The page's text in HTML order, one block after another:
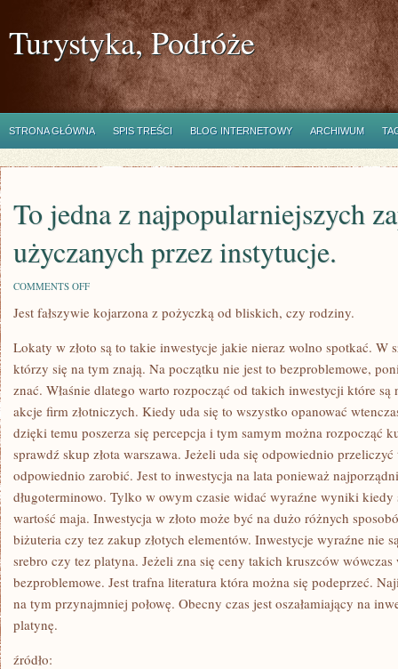
Turystyka, Podróże
STRONA GŁÓWNA SPIS TREŚCI BLOG INTERNETOWY ARCHIWUM
To jedna z najpopularniejszych
użyczanych przez instytucje.
COMMENTS OFFON
JEDNA
ZAPOŻYCZEŃ
UŻYCZANYCH
PRZEZ
INSTYTUCJE.
Jest fałszywie kojarzona z pożyczką od bliskich, czy rodziny.
Lokaty w złoto są to takie inwestycje jakie nieraz wolno spotkać. W
którzy się na tym znają. Na początku nie jest to bezproblemowe,
znać. Właśnie dlatego warto rozpocząć od takich inwestycji które są
akcje firm złotniczych. Kiedy uda się to wszystko opanować
dzięki temu poszerza się percepcja i tym samym można rozpocząć
sprawdź skup złota warszawa. Jeżeli uda się odpowiednio
odpowiednio zarobić. Jest to inwestycja na lata ponieważ
długoterminowo. Tylko w owym czasie widać wyraźne wyniki kiedy
wartość maja. Inwestycja w złoto może być na dużo różnych
biżuteria czy tez zakup złotych elementów. Inwestycje wyraźne nie
srebro czy tez platyna. Jeżeli zna się ceny takich kruszców wówczas
bezproblemowe. Jest trafna literatura która można się podeprzeć.
na tym przynajmniej połowę. Obecny czas jest oszałamiający na
platynę.
źródło: